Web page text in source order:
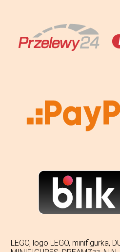
LEGO, logo LEGO, minifigurka,